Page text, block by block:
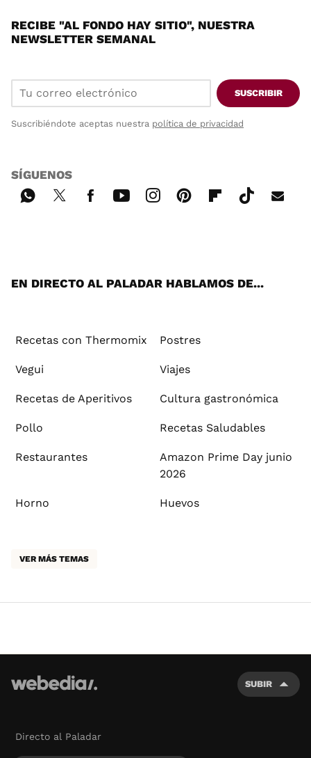
RECIBE "AL FONDO HAY SITIO", NUESTRA
NEWSLETTER SEMANAL
SUSCRIBIR
Suscribiéndote aceptas nuestra política de privacidad
SÍGUENOS
EN DIRECTO AL PALADAR HABLAMOS DE...
Recetas con Thermomix Postres
Vegui Viajes
Recetas de Aperitivos Cultura gastronómica
Pollo Recetas Saludables
Restaurantes
Amazon Prime Day junio
2026
Horno Huevos
VER MÁS TEMAS
SUBIR
Directo al Paladar